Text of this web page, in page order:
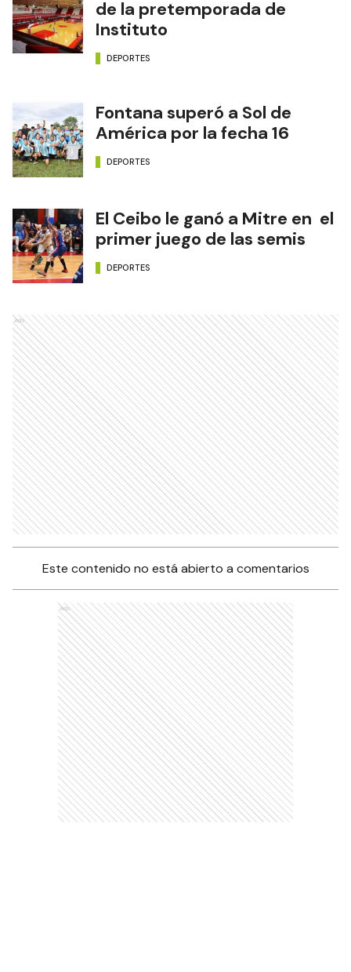
de la pretemporada de
Instituto
DEPORTES
Fontana superó a Sol de
América por la fecha 16
DEPORTES
El Ceibo le ganó a Mitre en el
primer juego de las semis
DEPORTES
Ads
Este contenido no está abierto a comentarios
Ads